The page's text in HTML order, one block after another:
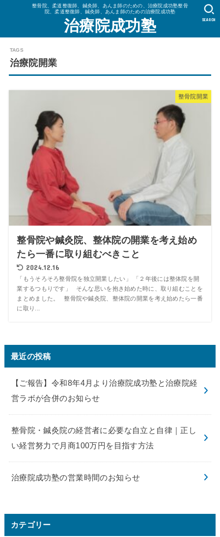
整骨院、柔道整復師、鍼灸師、あんま師のための、治療院成功塾整骨
院、柔道整復師、鍼灸師、あんま師のための治療院成功塾
治療院成功塾 SEARCH
治療院開業
整骨院開業
整骨院や鍼灸院、整体院の開業を考え始め
たら一番に取り組むべきこと
2024.12.16
「もうそろそろ整骨院を独立開業したい」 「２年後には整体院を開
業するつもりです」 そんな思いを抱き始めた時に、取り組むことを
まとめました。 整骨院や鍼灸院、整体院の開業を考え始めたら一番
に取り...
最近の投稿
【ご報告】令和8年4月より治療院成功塾と治療院経
営ラボが合併のお知らせ
整骨院・鍼灸院の経営者に必要な自立と自律｜正し
い経営努力で月商100万円を目指す方法
治療院成功塾の営業時間のお知らせ
カテゴリー